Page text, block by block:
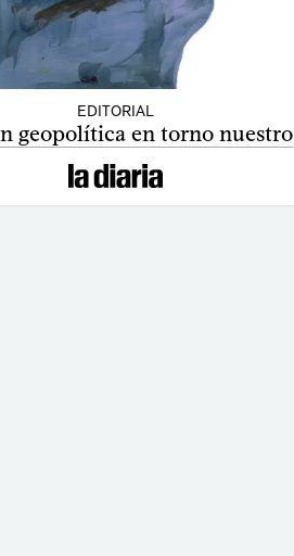
EDITORIAL
geopolítica en torno nuestro